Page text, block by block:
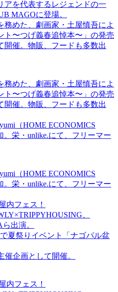
アを代表するレジェンドの一
MAGOに登場。
務めた、劇画家・土屋慎吾によ
ト〜つげ義春追悼本〜」の発売
開催。物販、フードも多数出
務めた、劇画家・土屋慎吾によ
ト〜つげ義春追悼本〜」の発売
開催。物販、フードも多数出
（HOME ECONOMICS
栄・unlike.にて、フリーマー
（HOME ECONOMICS
栄・unlike.にて、フリーマー
内フェス！
、
出演。
夏祭りイベント「ナゴパル盆
企画として開催。
内フェス！